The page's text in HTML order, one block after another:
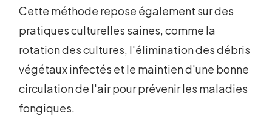
Cette méthode repose également sur des
pratiques culturelles saines, comme la
rotation des cultures, l'élimination des débris
végétaux infectés et le maintien d'une bonne
circulation de l'air pour prévenir les maladies
fongiques.